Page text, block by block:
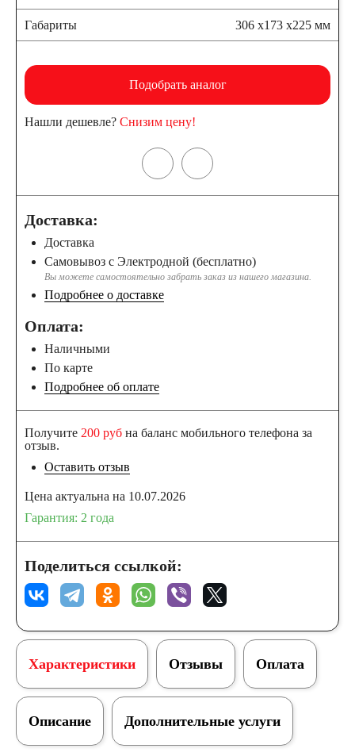
Габариты 306 x173 x225 мм
Подобрать аналог
Нашли дешевле? Снизим цену!
Доставка:
Доставка
Самовывоз с Электродной (бесплатно)
Вы можете самостоятельно забрать заказ из нашего магазина.
Подробнее о доставке
Оплата:
Наличными
По карте
Подробнее об оплате
Получите 200 руб на баланс мобильного телефона за
отзыв.
Оставить отзыв
Цена актуальна на 10.07.2026
Гарантия: 2 года
Поделиться ссылкой:
Характеристики
Дополнительные услуги
Отзывы Оплата
Описание